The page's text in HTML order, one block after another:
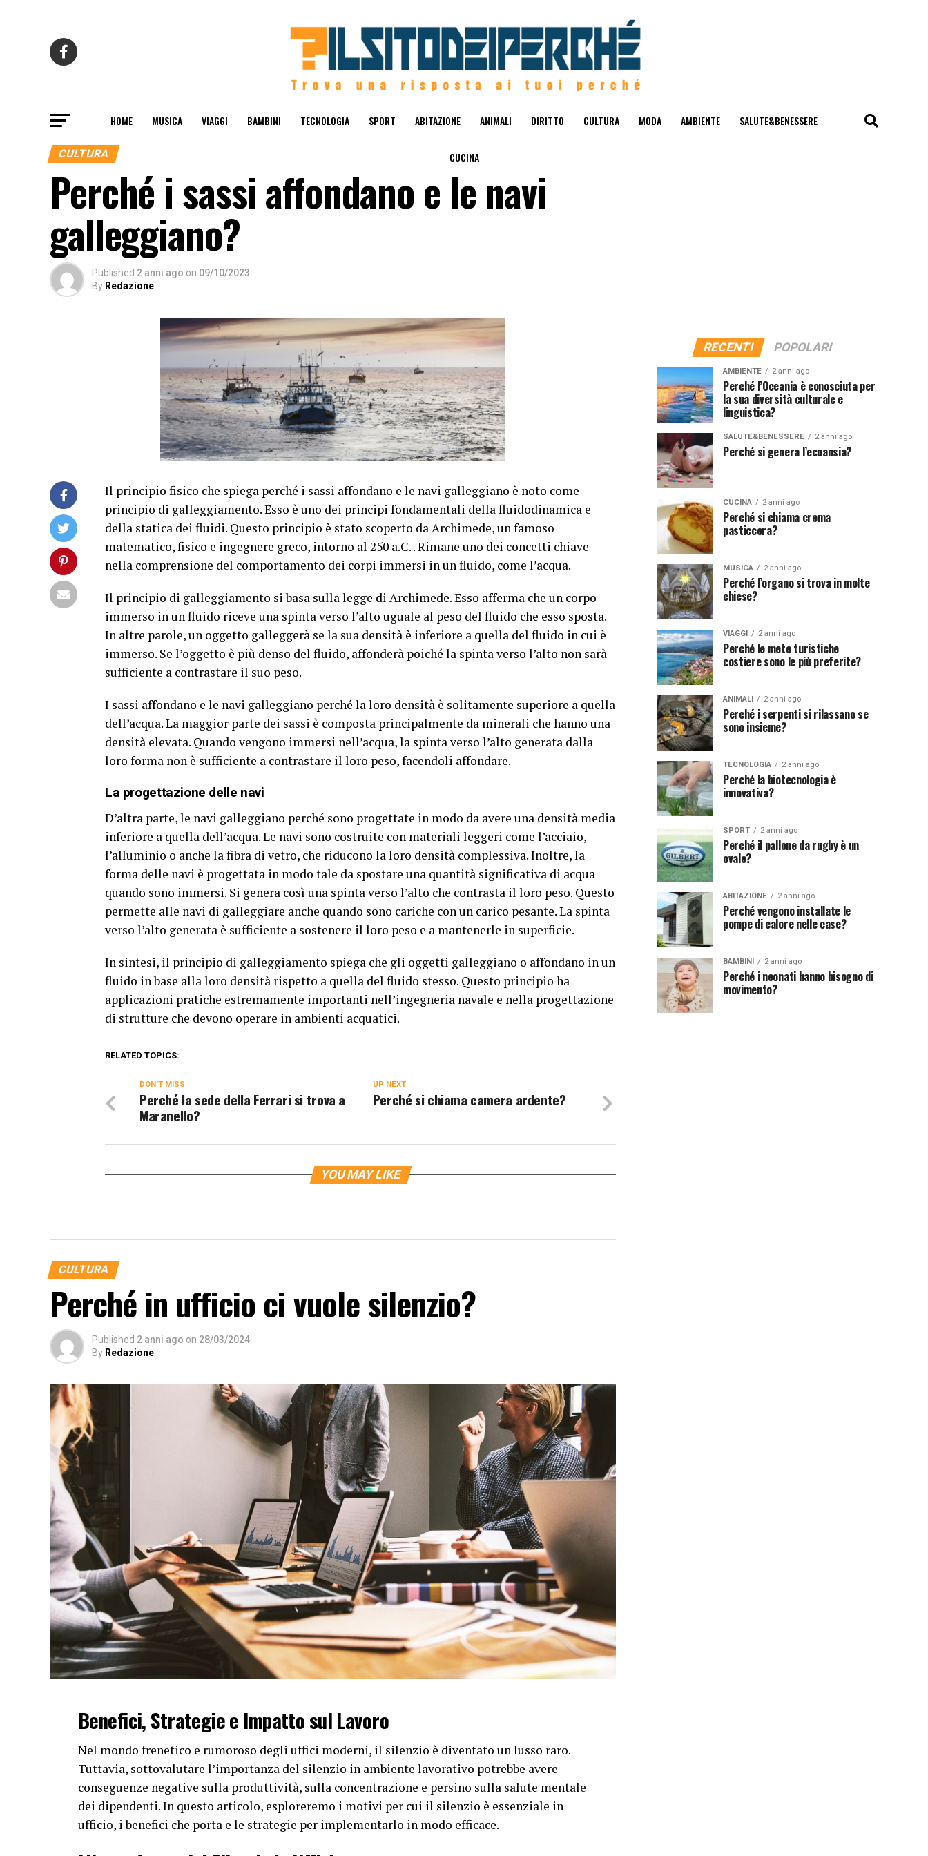
HOME MUSICA VIAGGI BAMBINI TECNOLOGIA SPORT ABITAZIONE ANIMALI DIRITTO CULTURA MODA AMBIENTE SALUTE&BENESSERE
CUCINA
CULTURA
Perché i sassi affondano e le navi
galleggiano?
Published 2 anni ago on 09/10/2023
By Redazione
Il principio fisico che spiega perché i sassi affondano e le navi galleggiano è noto come
principio di galleggiamento. Esso è uno dei principi fondamentali della fluidodinamica e
della statica dei fluidi. Questo principio è stato scoperto da Archimede, un famoso
matematico, fisico e ingegnere greco, intorno al 250 a.C. . Rimane uno dei concetti chiave
nella comprensione del comportamento dei corpi immersi in un fluido, come l’acqua.
Il principio di galleggiamento si basa sulla legge di Archimede. Esso afferma che un corpo
immerso in un fluido riceve una spinta verso l’alto uguale al peso del fluido che esso sposta.
In altre parole, un oggetto galleggerà se la sua densità è inferiore a quella del fluido in cui è
immerso. Se l’oggetto è più denso del fluido, affonderà poiché la spinta verso l’alto non sarà
sufficiente a contrastare il suo peso.
I sassi affondano e le navi galleggiano perché la loro densità è solitamente superiore a quella
dell’acqua. La maggior parte dei sassi è composta principalmente da minerali che hanno una
densità elevata. Quando vengono immersi nell’acqua, la spinta verso l’alto generata dalla
loro forma non è sufficiente a contrastare il loro peso, facendoli affondare.
La progettazione delle navi
D’altra parte, le navi galleggiano perché sono progettate in modo da avere una densità media
inferiore a quella dell’acqua. Le navi sono costruite con materiali leggeri come l’acciaio,
l’alluminio o anche la fibra di vetro, che riducono la loro densità complessiva. Inoltre, la
forma delle navi è progettata in modo tale da spostare una quantità significativa di acqua
quando sono immersi. Si genera così una spinta verso l’alto che contrasta il loro peso. Questo
permette alle navi di galleggiare anche quando sono cariche con un carico pesante. La spinta
verso l’alto generata è sufficiente a sostenere il loro peso e a mantenerle in superficie.
In sintesi, il principio di galleggiamento spiega che gli oggetti galleggiano o affondano in un
fluido in base alla loro densità rispetto a quella del fluido stesso. Questo principio ha
applicazioni pratiche estremamente importanti nell’ingegneria navale e nella progettazione
di strutture che devono operare in ambienti acquatici.
RELATED TOPICS:
UP NEXT
Perché si chiama camera ardente?
DON'T MISS
Perché la sede della Ferrari si trova a
Maranello?
YOU MAY LIKE
CULTURA
Perché in ufficio ci vuole silenzio?
Published 2 anni ago on 28/03/2024
By Redazione
Benefici, Strategie e Impatto sul Lavoro
Nel mondo frenetico e rumoroso degli uffici moderni, il silenzio è diventato un lusso raro.
Tuttavia, sottovalutare l’importanza del silenzio in ambiente lavorativo potrebbe avere
conseguenze negative sulla produttività, sulla concentrazione e persino sulla salute mentale
dei dipendenti. In questo articolo, esploreremo i motivi per cui il silenzio è essenziale in
ufficio, i benefici che porta e le strategie per implementarlo in modo efficace.
RECENTI POPOLARI
AMBIENTE 2 anni ago
Perché l’Oceania è conosciuta per
la sua diversità culturale e
linguistica?
SALUTE&BENESSERE 2 anni ago
Perché si genera l’ecoansia?
CUCINA 2 anni ago
Perché si chiama crema
pasticcera?
MUSICA 2 anni ago
Perché l’organo si trova in molte
chiese?
VIAGGI 2 anni ago
Perché le mete turistiche
costiere sono le più preferite?
ANIMALI 2 anni ago
Perché i serpenti si rilassano se
sono insieme?
TECNOLOGIA 2 anni ago
Perché la biotecnologia è
innovativa?
SPORT 2 anni ago
Perché il pallone da rugby è un
ovale?
ABITAZIONE 2 anni ago
Perché vengono installate le
pompe di calore nelle case?
BAMBINI 2 anni ago
Perché i neonati hanno bisogno di
movimento?